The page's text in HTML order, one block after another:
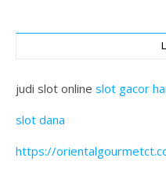
judi slot online slot gacor
slot dana
https://